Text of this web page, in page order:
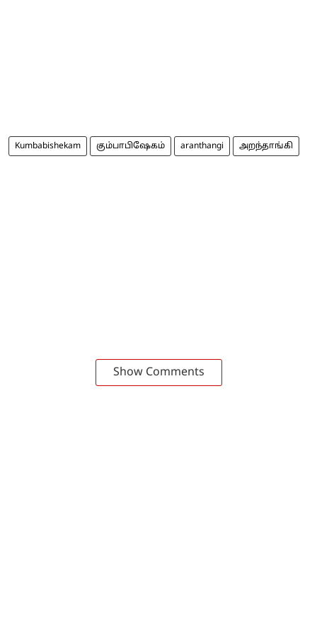
Kumbabishekam கும்பாபிஷேகம் aranthangi அறந்தாங்கி
Show Comments